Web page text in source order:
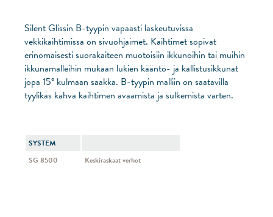
Silent Glissin B-tyypin vapaasti laskeutuvissa
vekkikaihtimissa on sivuohjaimet. Kaihtimet sopivat
erinomaisesti suorakaiteen muotoisiin ikkunoihin tai muihin
ikkunamalleihin mukaan lukien kääntö- ja kallistusikkunat
jopa 15° kulmaan saakka. B-tyypin malliin on saatavilla
tyylikäs kahva kaihtimen avaamista ja sulkemista varten.
SYSTEM
SG 8500
Keskiraskaat verhot